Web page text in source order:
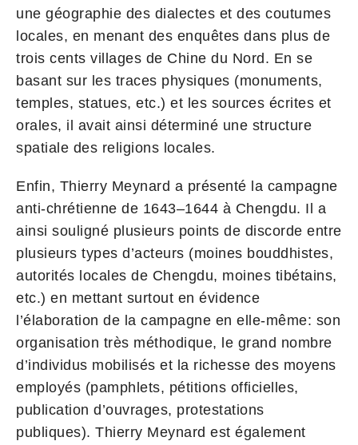
une géographie des dialectes et des coutumes
locales, en menant des enquêtes dans plus de
trois cents villages de Chine du Nord. En se
basant sur les traces physiques (monuments,
temples, statues, etc.) et les sources écrites et
orales, il avait ainsi déterminé une structure
spatiale des religions locales.
Enfin, Thierry Meynard a présenté la campagne
anti-chrétienne de 1643–1644 à Chengdu. Il a
ainsi souligné plusieurs points de discorde entre
plusieurs types d’acteurs (moines bouddhistes,
autorités locales de Chengdu, moines tibétains,
etc.) en mettant surtout en évidence
l’élaboration de la campagne en elle-même: son
organisation très méthodique, le grand nombre
d’individus mobilisés et la richesse des moyens
employés (pamphlets, pétitions officielles,
publication d’ouvrages, protestations
publiques). Thierry Meynard est également